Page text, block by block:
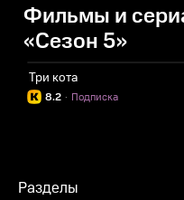
Фильмы и
«Сезон 5»
Три кота
8.2 Подписка
·
Разделы